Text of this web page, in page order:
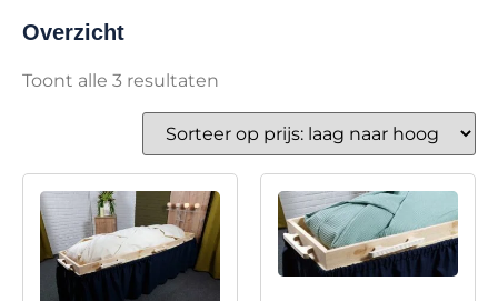
Overzicht
Toont alle 3 resultaten